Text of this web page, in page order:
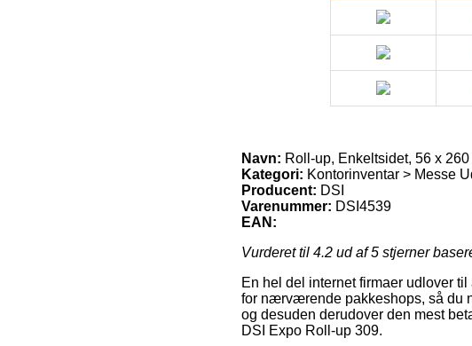
Navn: Roll-up, Enkeltsidet, 56 x
Kategori: Kontorinventar > Messe
Producent: DSI
Varenummer: DSI4539
EAN:
Vurderet til 4.2 ud af 5 stjerner
En hel del internet firmaer udlover
for nærværende pakkeshops, så du
og desuden derudover den mest
DSI Expo Roll-up 309.